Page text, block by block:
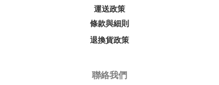
運送政策
條款與細則
退換貨政策
聯絡我們